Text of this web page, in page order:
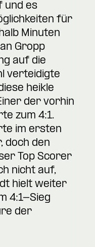
und es
für
Minuten
Gropp
auf die
verteidigte
heikle
der vorhin
zum 4:1.
im ersten
doch den
Top Scorer
nicht auf,
hielt weiter
4:1-Sieg
der